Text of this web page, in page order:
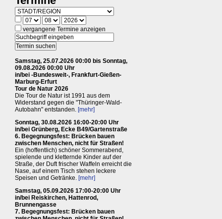
vergangene Termine anzeigen
Samstag, 25.07.2026 00:00 bis Sonntag,
09.08.2026 00:00 Uhr
in/bei -Bundesweit-, Frankfurt-Gießen-
Marburg-Erfurt
Tour de Natur 2026
Die Tour de Natur ist 1991 aus dem
Widerstand gegen die "Thüringer-Wald-
Autobahn" entstanden. [mehr]
Sonntag, 30.08.2026 16:00-20:00 Uhr
in/bei Grünberg, Ecke B49/Gartenstraße
6. Begegnungsfest: Brücken bauen
zwischen Menschen, nicht für Straßen!
Ein (hoffentlich) schöner Sommerabend,
spielende und kletternde Kinder auf der
Straße, der Duft frischer Waffeln erreicht die
Nase, auf einem Tisch stehen leckere
Speisen und Getränke. [mehr]
Samstag, 05.09.2026 17:00-20:00 Uhr
in/bei Reiskirchen, Hattenrod,
Brunnengasse
7. Begegnungsfest: Brücken bauen